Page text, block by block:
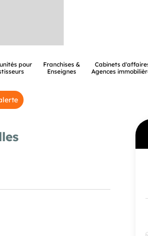
pour
Franchises &
Enseignes
Cabinets
Agences